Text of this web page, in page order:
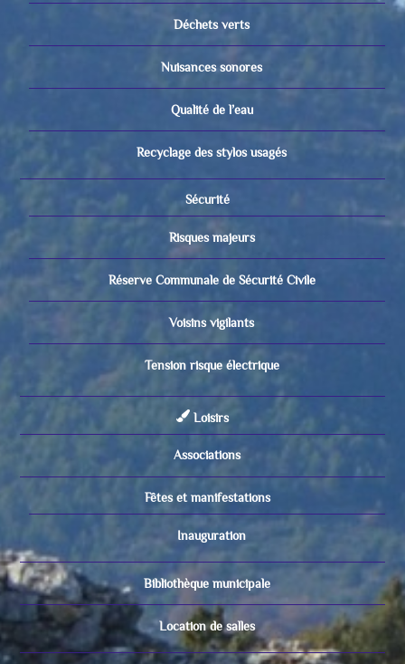
Déchets verts
Nuisances sonores
Qualité de l’eau
Recyclage des stylos usagés
Sécurité
Risques majeurs
Réserve Communale de Sécurité Civile
Voisins vigilants
Tension risque électrique
Loisirs
Associations
Fêtes et manifestations
Inauguration
Bibliothèque municipale
Location de salles